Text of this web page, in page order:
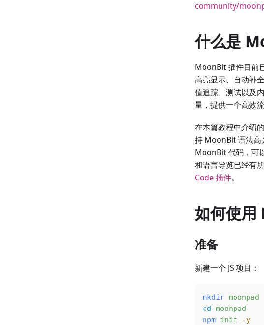
community/
什么是
MoonBit 插件目前
高亮显示、自动补
值追踪、测试以及
量，提供一个高效
在本篇教程中介绍
持 MoonBit 语法高
MoonBit 代码，可
和语言导览已经有
Code 插件。
如何使
准备
新建一个 JS 项目：
mkdir moonpad
cd moonpad
npm init -y